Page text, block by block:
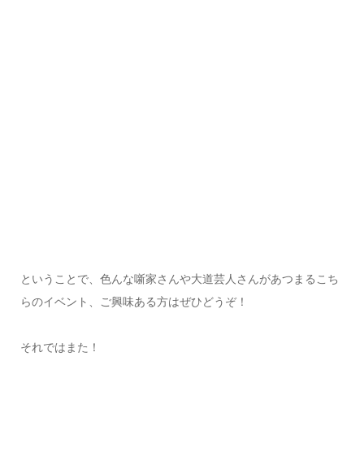
ということで、色んな噺家さんや大道芸人さんがあつまるこち
らのイベント、ご興味ある方はぜひどうぞ！
それではまた！